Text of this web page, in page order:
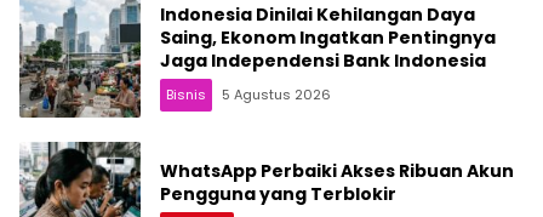
Indonesia Dinilai Kehilangan Daya
Saing, Ekonom Ingatkan Pentingnya
Jaga Independensi Bank Indonesia
Bisnis 5 Agustus 2026
WhatsApp Perbaiki Akses Ribuan Akun
Pengguna yang Terblokir